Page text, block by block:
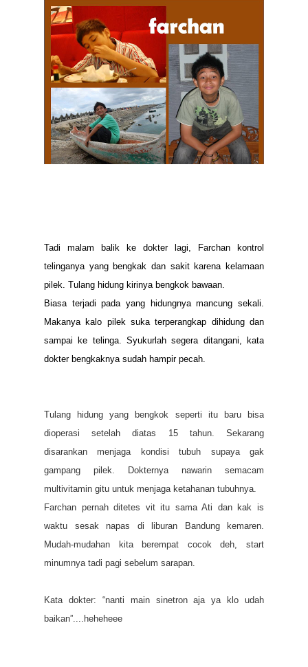
Tadi malam balik ke dokter lagi, Farchan kontrol
telinganya yang bengkak dan sakit karena kelamaan
pilek. Tulang hidung kirinya bengkok bawaan.
Biasa terjadi pada yang hidungnya mancung sekali.
Makanya kalo pilek suka terperangkap dihidung dan
sampai ke telinga. Syukurlah segera ditangani, kata
dokter bengkaknya sudah hampir pecah.
Tulang hidung yang bengkok seperti itu baru bisa
dioperasi setelah diatas 15 tahun. Sekarang
disarankan menjaga kondisi tubuh supaya gak
gampang pilek. Dokternya nawarin semacam
multivitamin gitu untuk menjaga ketahanan tubuhnya.
Farchan pernah ditetes vit itu sama Ati dan kak is
waktu sesak napas di liburan Bandung kemaren.
Mudah-mudahan kita berempat cocok deh, start
minumnya tadi pagi sebelum sarapan.
Kata dokter: “nanti main sinetron aja ya klo udah
baikan”....heheheee